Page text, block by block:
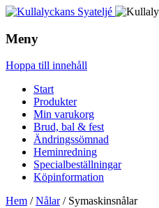
Meny
Hoppa till innehåll
Start
Produkter
Min varukorg
Brud, bal & fest
Ändringssömnad
Heminredning
Specialbeställningar
Köpinformation
Hem /Nålar/ Symaskinsnålar